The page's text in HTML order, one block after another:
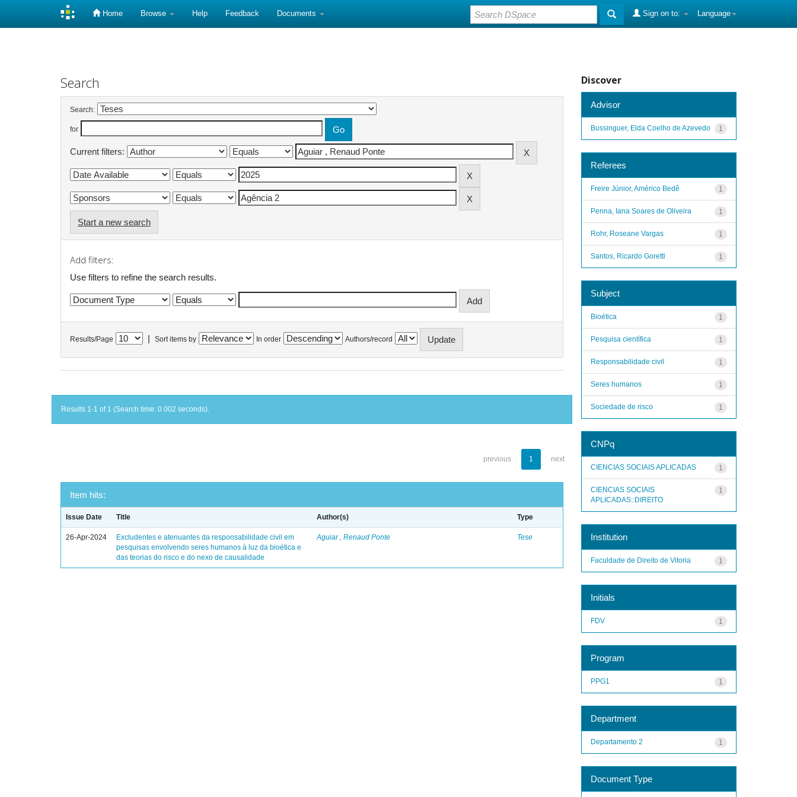
Home Browse Help Feedback Documents Language
Sign on to:
Search
Search:
for
Current filters:
Start a new search
Add filters:
Use filters to refine the search results.
Results/Page Sort items by In order Authors/record
Results 1-1 of 1 (Search time: 0.002 seconds).
previous 1 next
Item hits:
Issue Date Title Author(s) Type
26-Apr-2024
Excludentes e atenuantes da responsabilidade civil em
pesquisas envolvendo seres humanos à luz da bioética e
das teorias do risco e do nexo de causalidade
Aguiar , Renaud Ponte Tese
Discover
Advisor
1
Bussinguer, Elda Coelho de Azevedo
Referees
1
Freire Júnior, Américo Bedê
1
Penna, Iana Soares de Oliveira
1
Rohr, Roseane Vargas
1
Santos, Ricardo Goretti
Subject
1
Bioética
1
Pesquisa científica
1
Responsabilidade civil
1
Seres humanos
1
Sociedade de risco
CNPq
1
CIENCIAS SOCIAIS APLICADAS
1
CIENCIAS SOCIAIS
APLICADAS::DIREITO
Institution
1
Faculdade de Direito de Vitoria
Initials
1
FDV
Program
1
PPG1
Department
1
Departamento 2
Document Type